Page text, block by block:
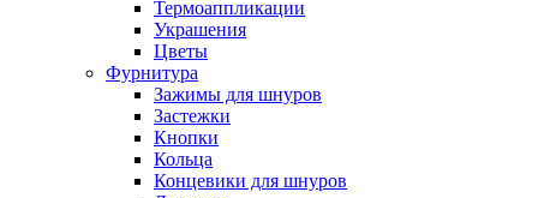
Термоаппликации
Украшения
Цветы
Фурнитура
Зажимы для шнуров
Застежки
Кнопки
Кольца
Концевики для шнуров